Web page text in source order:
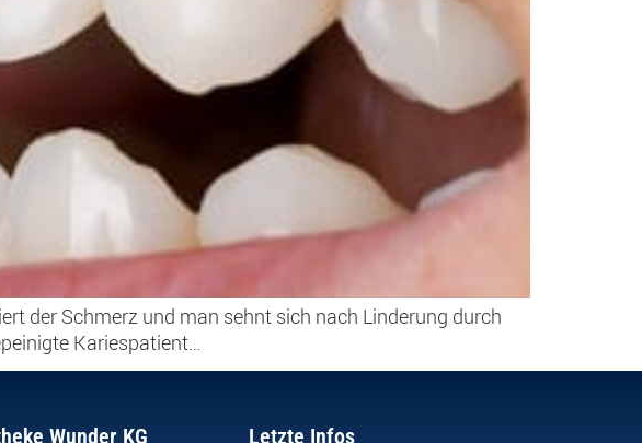
der Schmerz und man sehnt sich nach Linderung durch
Kariespatient…
Wunder KG Letzte Infos